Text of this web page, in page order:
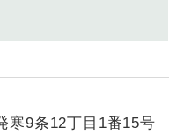
寒9条12丁目1番15号